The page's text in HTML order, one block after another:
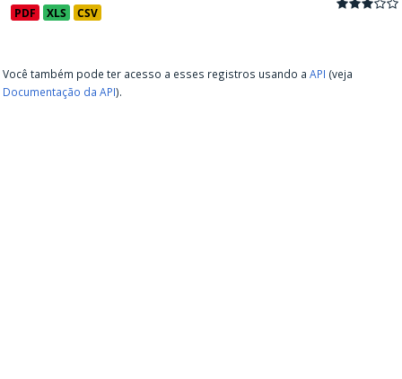
PDF XLS CSV
Você também pode ter acesso a esses registros usando a API (veja
Documentação da API).